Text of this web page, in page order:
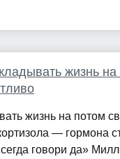
жизнь
жизнь на потом
— гормона
говори да»